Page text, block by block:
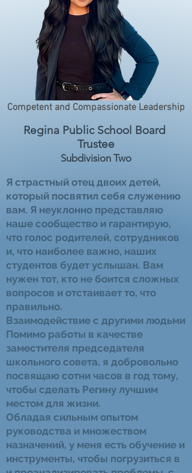
Competent and Compassionate Leadership
Regina Public School Board
Trustee
Subdivision Two
Я страстный отец двоих детей,
который посвятил себя служению
вам. Я неуклонно представляю
наше сообщество и гарантирую,
что голос родителей, сотрудников
и, что наиболее важно, наших
студентов будет услышан. Вам
нужен тот, кто не боится сложных
вопросов и отстаивает то, что
правильно.
Взаимодействие с другими людьми
Помимо работы в качестве
заместителя председателя
школьного совета, я добровольно
посвящаю сотни часов в год тому,
чтобы сделать Регину лучшим
местом для жизни.
Обладая сильным опытом
руководства и множеством
назначений, у меня есть обучение и
инструменты, чтобы погрузиться в